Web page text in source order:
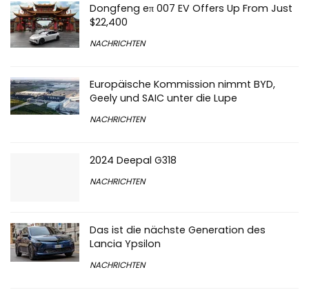
Dongfeng eπ 007 EV Offers Up From Just
$22,400
NACHRICHTEN
Europäische Kommission nimmt BYD,
Geely und SAIC unter die Lupe
NACHRICHTEN
2024 Deepal G318
NACHRICHTEN
Das ist die nächste Generation des
Lancia Ypsilon
NACHRICHTEN